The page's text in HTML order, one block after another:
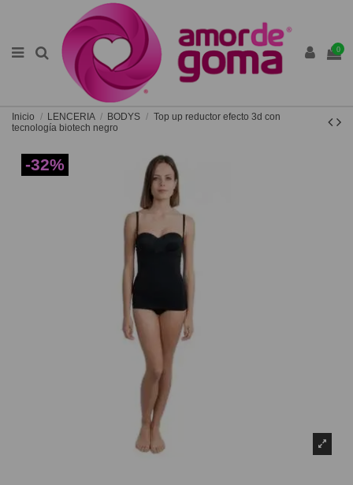
0
Inicio LENCERIA BODYS
Top up reductor efecto 3d con
tecnología biotech negro
-32%